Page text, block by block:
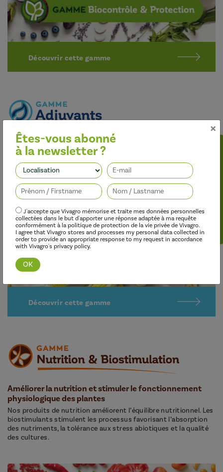
Découvrir cette gamme
Optimiser l’efficacité des traitements
Nos adjuvants permettent d’améliorer l’efficacité des
herbicides, des fongicides, des insecticides et des régulateurs de
croissance, tout en limitant leur impact sur l’environnement.
Découvrir cette gamme
Améliorer la nutrition et stimuler le fonctionnement
physiologique des plantes
Nos produits de nutrition améliorent l’équilibre nutritionnel. Les
biostimulants stimulent les processus favorisant l’absorption
des nutriments, la tolérance aux stress abiotiques et la qualité
des cultures.
×
Êtes-vous abonné
à la newsletter ?
J'accepte que Vivagro mémorise et traite mes données personnelles
collectées dans le but d'apporter une réponse adaptée à ma requête
conformément à la politique de protection de la vie privée de Vivagro.
I agree that Vivagro stores and processes my personal data collected in
order to provide an appropriate response to my request in accordance
with Vivagro's privacy policy.